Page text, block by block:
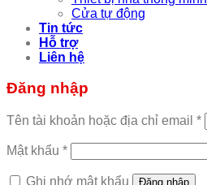
Cửa tự động
Tin tức
Hỗ trợ
Liên hệ
Đăng nhập
Tên tài khoản hoặc địa chỉ email *
Mật khẩu *
Ghi nhớ mật khẩu Đăng nhập